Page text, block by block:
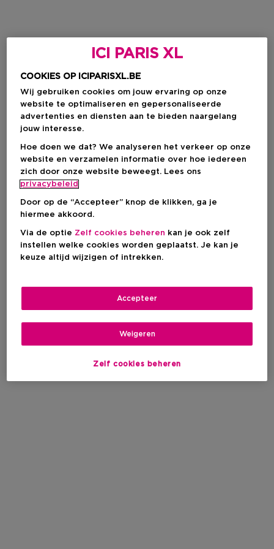
ICI PARIS XL
COOKIES OP ICIPARISXL.BE
Wij gebruiken cookies om jouw ervaring op onze
website te optimaliseren en gepersonaliseerde
advertenties en diensten aan te bieden naargelang
jouw interesse.
Hoe doen we dat? We analyseren het verkeer op onze
website en verzamelen informatie over hoe iedereen
zich door onze website beweegt. Lees ons
privacybeleid
Door op de “Accepteer” knop de klikken, ga je
hiermee akkoord.
Via de optie Zelf cookies beheren kan je ook zelf
instellen welke cookies worden geplaatst. Je kan je
keuze altijd wijzigen of intrekken.
Zelf cookies beheren
Weigeren
Accepteer